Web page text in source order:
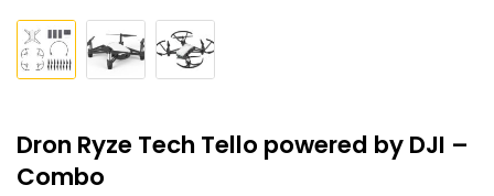
Dron Ryze Tech Tello powered by DJI –
Combo